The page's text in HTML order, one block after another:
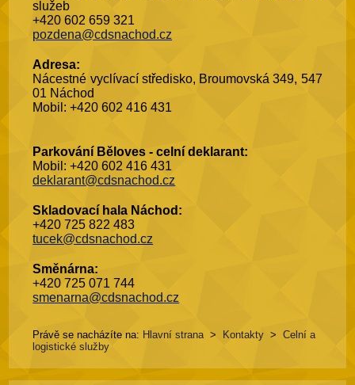
služeb
+420 602 659 321
pozdena@cdsnachod.cz
Adresa:
Nácestné vyclívací středisko, Broumovská 349, 547
01 Náchod
Mobil: +420 602 416 431
Parkování Běloves - celní deklarant:
Mobil: +420 602 416 431
deklarant@cdsnachod.cz
Skladovací hala Náchod:
+420 725 822 483
tucek@cdsnachod.cz
Směnárna:
+420 725 071 744
smenarna@cdsnachod.cz
Právě se nacházíte na: Hlavní strana> Kontakty >Celní a
logistické služby